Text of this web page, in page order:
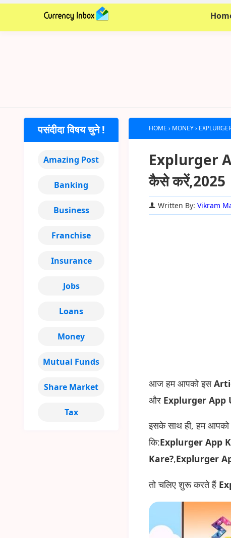
HOME › MONEY›
Explurger
कैसे करें,2025
Written By:Vikram
आज हम आपको इस
और Explurger App
इसके साथ ही, हम आपको
कि:Explurger App
Kare?,Explurger
तो चलिए शुरू करते हैं
पसंदीदा विषय चुने !
Amazing Post
Banking
Business
Franchise
Insurance
Jobs
Loans
Money
Mutual Funds
Share Market
Tax